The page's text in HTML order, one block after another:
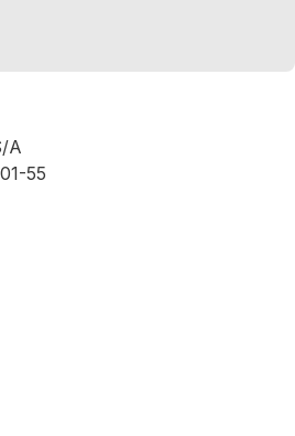
A
55